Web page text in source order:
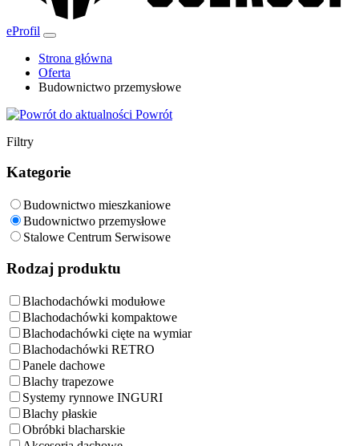
eProfil
Strona główna
Oferta
Budownictwo przemysłowe
Powrót
Filtry
Kategorie
Budownictwo mieszkaniowe
Budownictwo przemysłowe
Stalowe Centrum Serwisowe
Rodzaj produktu
Blachodachówki modułowe
Blachodachówki kompaktowe
Blachodachówki cięte na wymiar
Blachodachówki RETRO
Panele dachowe
Blachy trapezowe
Systemy rynnowe INGURI
Blachy płaskie
Obróbki blacharskie